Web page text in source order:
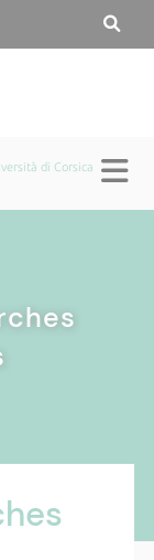
di Corsica